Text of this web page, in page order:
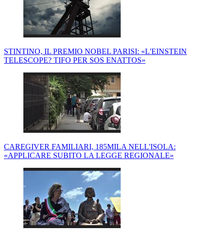
STINTINO, IL PREMIO NOBEL PARISI: «L'EINSTEIN
TELESCOPE? TIFO PER SOS ENATTOS»
CAREGIVER FAMILIARI, 185MILA NELL'ISOLA:
«APPLICARE SUBITO LA LEGGE REGIONALE»